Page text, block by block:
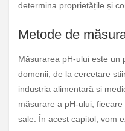
determina proprietățile și
Metode de
Măsurarea pH-ului este un
domenii, de la cercetare
industria alimentară și
măsurare a pH-ului,
sale. În acest capitol, vom